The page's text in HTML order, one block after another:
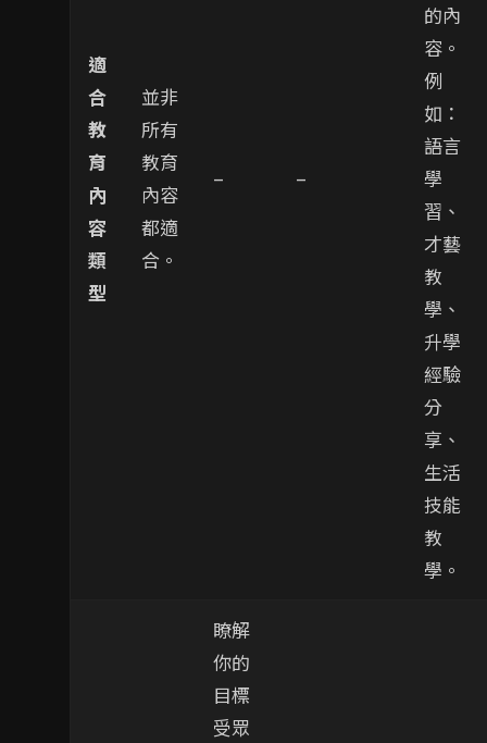
適
合
教
育
內
容
類
型
並非
所有
教育
內容
都適
合。
– –
的內
容。
例
如：
語言
學
習、
才藝
教
學、
升學
經驗
分
享、
生活
技能
教
學。
瞭解
你的
目標
受眾